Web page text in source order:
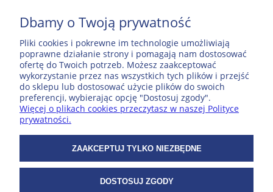
MOJE KONTO
POPULARNE PRODUKTY
ZAKUPY
WSPÓŁPRACA
O NAS
Dbamy o Twoją prywatność
Pliki cookies i pokrewne im technologie umożliwiają
poprawne działanie strony i pomagają nam dostosować
ofertę do Twoich potrzeb. Możesz zaakceptować
wykorzystanie przez nas wszystkich tych plików i przejść
do sklepu lub dostosować użycie plików do swoich
preferencji, wybierając opcję "Dostosuj zgody".
Więcej o plikach cookies przeczytasz w naszej Polityce
prywatności.
ZAAKCEPTUJ TYLKO NIEZBĘDNE
DOSTOSUJ ZGODY